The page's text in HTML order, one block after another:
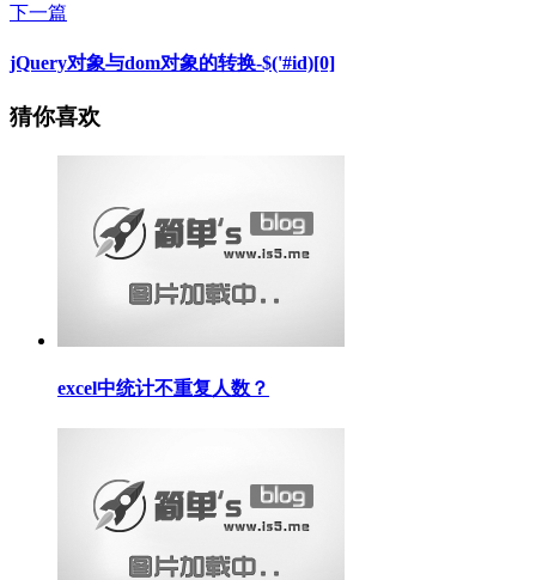
下一篇
jQuery对象与dom对象的转换-$('#id)[0]
猜你喜欢
excel中统计不重复人数？